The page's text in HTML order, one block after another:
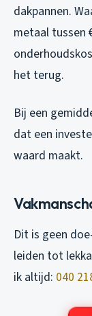
dakpannen.
metaal tussen
het terug.
Bij een
dat een
waard maakt.
Dit is geen
leiden tot
ik altijd: 040